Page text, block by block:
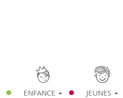
ENFANCE JEUNES